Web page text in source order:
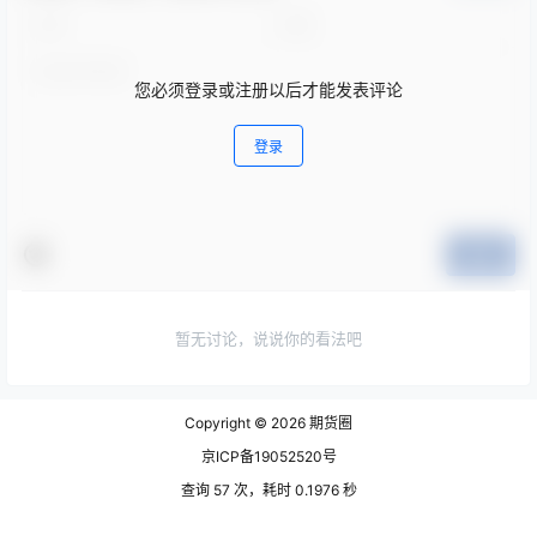
您必须登录或注册以后才能发表评论
登录
暂无讨论，说说你的看法吧
Copyright © 2026 期货圈
京ICP备19052520号
查询 57 次，耗时 0.1976 秒